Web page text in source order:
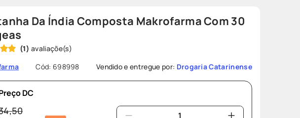
Da Índia Composta Makrofarma Com 30
(1)
Cód: 698998 Vendido e entregue por: Drogaria Catarinense
DC
,50